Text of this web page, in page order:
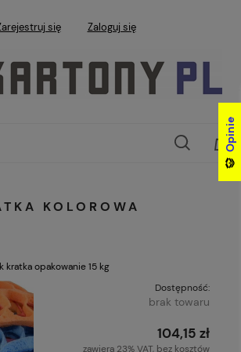
się Zaloguj się
KOLOROWA
kratka opakowanie 15 kg
Dostępność:
brak towaru
104,15 zł
zawiera 23% VAT, bez kosztów
Opinie
Opinie